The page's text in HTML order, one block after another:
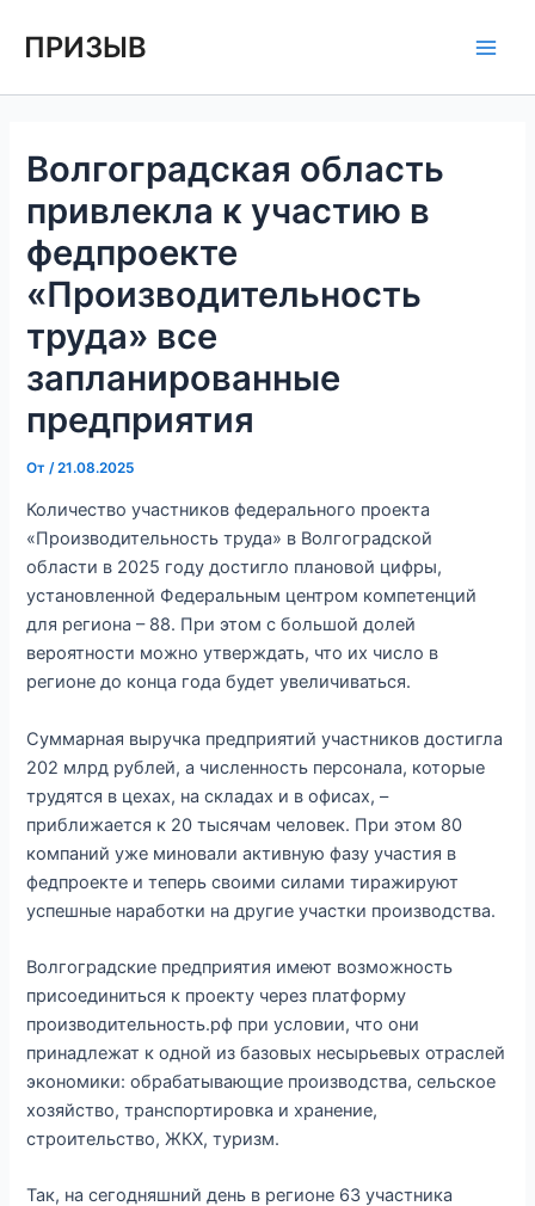
ПРИЗЫВ
Волгоградская область
привлекла к участию в
федпроекте
«Производительность
труда» все
запланированные
предприятия
От /21.08.2025
Количество участников федерального проекта
«Производительность труда» в Волгоградской
области в 2025 году достигло плановой цифры,
установленной Федеральным центром компетенций
для региона – 88. При этом с большой долей
вероятности можно утверждать, что их число в
регионе до конца года будет увеличиваться.
Суммарная выручка предприятий участников достигла
202 млрд рублей, а численность персонала, которые
трудятся в цехах, на складах и в офисах, –
приближается к 20 тысячам человек. При этом 80
компаний уже миновали активную фазу участия в
федпроекте и теперь своими силами тиражируют
успешные наработки на другие участки производства.
Волгоградские предприятия имеют возможность
присоединиться к проекту через платформу
производительность.рф при условии, что они
принадлежат к одной из базовых несырьевых отраслей
экономики: обрабатывающие производства, сельское
хозяйство, транспортировка и хранение,
строительство, ЖКХ, туризм.
Так, на сегодняшний день в регионе 63 участника
по